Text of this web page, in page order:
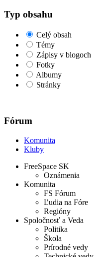
Typ obsahu
Celý obsah
Témy
Zápisy v blogoch
Fotky
Albumy
Stránky
Fórum
Komunita
Kluby
FreeSpace SK
Oznámenia
Komunita
FS Fórum
Ľudia na Fóre
Regióny
Spoločnosť a Veda
Politika
Škola
Prírodné vedy